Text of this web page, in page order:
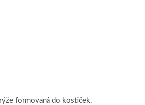
formovaná do kostiček.